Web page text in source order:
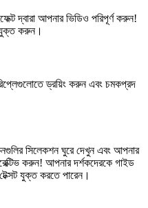
দ্বারা আপনার ভিডিও পরিপূর্ণ করুন!
করুন।
ড্রয়িং করুন এবং চমকপ্রদ
সিলেকশন ঘুরে দেখুন এবং আপনার
করুন! আপনার দর্শকদেরকে গাইড
যুক্ত করতে পারেন।